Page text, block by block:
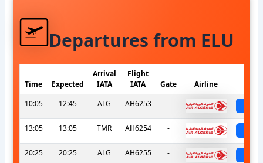
Departures from ELU
Time Expected
Arrival
IATA
Flight
IATA
Gate Airline
10:05
12:45 ALG AH6253 -
13:05 13:05 TMR AH6254 -
20:25 20:25 ALG AH6255 -